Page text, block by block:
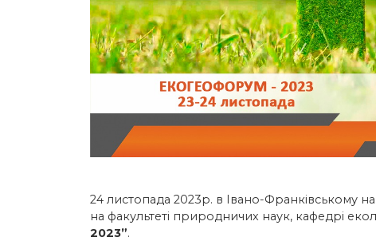
24 листопада 2023р. в Івано-Франківському
на факультеті природничих наук, кафедрі
2023”.